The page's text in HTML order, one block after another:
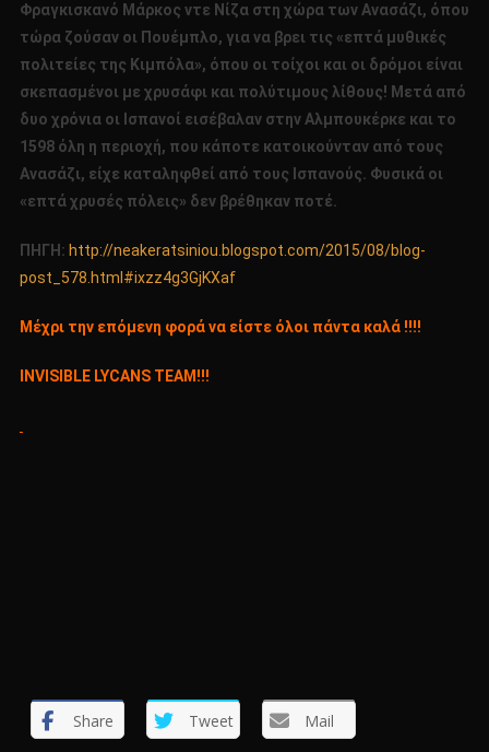
Φραγκισκανό Μάρκος ντε Νίζα στη χώρα των Ανασάζι, όπου
τώρα ζούσαν οι Πουέμπλο, για να βρει τις «επτά μυθικές
πολιτείες της Κιμπόλα», όπου οι τοίχοι και οι δρόμοι είναι
σκεπασμένοι με χρυσάφι και πολύτιμους λίθους! Μετά από
δυο χρόνια οι Ισπανοί εισέβαλαν στην Αλμπουκέρκε και το
1598 όλη η περιοχή, που κάποτε κατοικούνταν από τους
Ανασάζι, είχε καταληφθεί από τους Ισπανούς. Φυσικά οι
«επτά χρυσές πόλεις» δεν βρέθηκαν ποτέ.
ΠΗΓΗ: http://neakeratsiniou.blogspot.com/2015/08/blog-
post_578.html#ixzz4g3GjKXaf
Μέχρι την επόμενη φορά να είστε όλοι πάντα καλά !!!!
INVISIBLE LYCANS TEAM!!!
Share Tweet Mail